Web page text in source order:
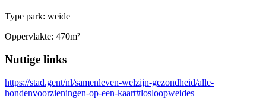
Type park: weide
Oppervlakte: 470m²
Nuttige links
https://stad.gent/nl/samenleven-welzijn-gezondheid/alle-
hondenvoorzieningen-op-een-kaart#losloopweides